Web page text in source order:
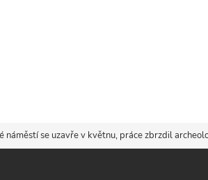
náměstí se uzavře v květnu, práce zbrzdil